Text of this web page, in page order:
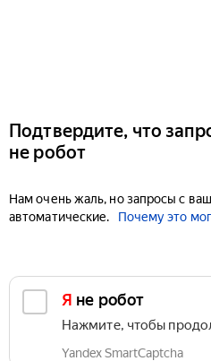
Подтвердите, что
не робот
Нам очень жаль, но запросы с
автоматические.
Почему это
Я не робот
Нажмите, чтобы
Yandex SmartCaptcha